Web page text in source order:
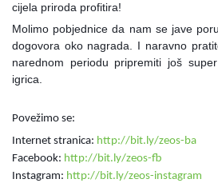
cijela priroda profitira!
Molimo pobjednice da nam se jave
dogovora oko nagrada. I naravno
narednom periodu pripremiti još
igrica.
Povežimo se:
Internet stranica: http://bit.ly/zeos-ba
Facebook: http://bit.ly/zeos-fb
Instagram: http://bit.ly/zeos-instagram